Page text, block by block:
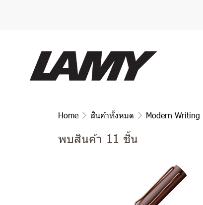
Home สินค้าทั้งหมด Modern Writing
พบสินค้า 11 ชิ้น